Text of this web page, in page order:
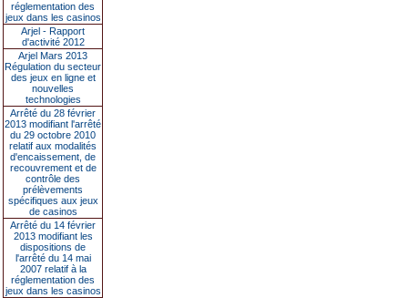
réglementation des
jeux dans les casinos
Arjel - Rapport
d'activité 2012
Arjel Mars 2013
Régulation du secteur
des jeux en ligne et
nouvelles
technologies
Arrêté du 28 février
2013 modifiant l'arrêté
du 29 octobre 2010
relatif aux modalités
d'encaissement, de
recouvrement et de
contrôle des
prélèvements
spécifiques aux jeux
de casinos
Arrêté du 14 février
2013 modifiant les
dispositions de
l'arrêté du 14 mai
2007 relatif à la
réglementation des
jeux dans les casinos